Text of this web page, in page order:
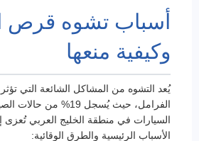
أسباب تشوه قرص
وكيفية منعها
يُعد التشوه من المشاكل الشائعة التي
الفرامل، حيث يُسجل 19%
السيارات في منطقة الخليج العربي تُعزى
الأسباب الرئيسية والطرق الوقائية: